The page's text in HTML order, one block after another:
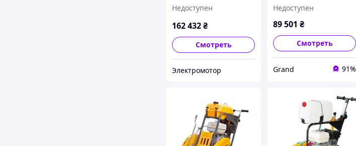
Недоступен
162 432₴
Смотреть
Электромотор
Недоступен
89 501 ₴
Смотреть
Grand 91%